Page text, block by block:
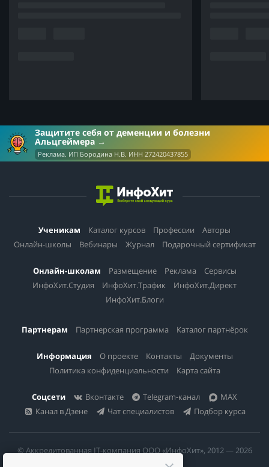
Защитите себя от деменции и болезни
Альцгеймера
Реклама. ИП Бородина Н.В. ИНН 272420437855
Ученикам Каталог курсов Профессии
Авторы
Онлайн-школы
Вебинары Журнал Подарочный сертификат
Онлайн-школам Размещение Реклама
Сервисы
ИнфоХит.Студия
ИнфоХит.Трафик
ИнфоХит.Директ
ИнфоХит.Блоги
Партнерам Партнерская программа Каталог партнёрок
Информация О проекте Контакты
Документы
Политика конфиденциальности
Карта сайта
Соцсети Вконтакте Telegram-канал
MAX
Канал в Дзене
Чат специалистов Подбор курса
© Аккредитованная IT-компания ООО «ИнфоХит», 2012 — 2026